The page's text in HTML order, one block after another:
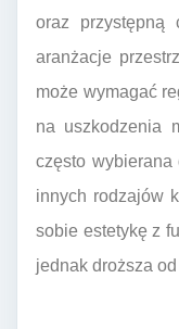
oraz przystępną
aranżacje
może wymagać
na uszkodzenia
często wybierana
innych rodzajów
sobie estetykę z
jednak droższa